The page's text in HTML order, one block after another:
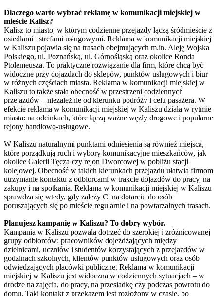
Dlaczego warto wybrać reklamę w komunikacji miejskiej w
mieście Kalisz?
Kalisz to miasto, w którym codzienne przejazdy łączą śródmieście z
osiedlami i strefami usługowymi. Reklama w komunikacji miejskiej
w Kaliszu pojawia się na trasach obejmujących m.in. Aleję Wojska
Polskiego, ul. Poznańską, ul. Górnośląską oraz okolice Ronda
Ptolemeusza. To praktyczne rozwiązanie dla firm, które chcą być
widoczne przy dojazdach do sklepów, punktów usługowych i biur
w różnych częściach miasta. Reklama w komunikacji miejskiej w
Kaliszu to także stała obecność w przestrzeni codziennych
przejazdów – niezależnie od kierunku podróży i celu pasażera. W
efekcie reklama w komunikacji miejskiej w Kaliszu działa w rytmie
miasta: na odcinkach, które łączą ważne węzły drogowe i popularne
rejony handlowo-usługowe.
W Kaliszu naturalnymi punktami odniesienia są również miejsca,
które porządkują ruch i wybory komunikacyjne mieszkańców, jak
okolice Galerii Tęcza czy rejon Dworcowej w pobliżu stacji
kolejowej. Obecność w takich kierunkach przejazdu ułatwia firmom
utrzymanie kontaktu z odbiorcami w trakcie dojazdów do pracy, na
zakupy i na spotkania. Reklama w komunikacji miejskiej w Kaliszu
sprawdza się wtedy, gdy zależy Ci na dotarciu do osób
poruszających się po mieście regularnie i na powtarzalnych trasach.
Planujesz kampanię w Kaliszu? To dobry wybór.
Kampania w Kaliszu pozwala dotrzeć do szerokiej i zróżnicowanej
grupy odbiorców: pracowników dojeżdżających między
dzielnicami, uczniów i studentów korzystających z przejazdów w
godzinach szkolnych, klientów punktów usługowych oraz osób
odwiedzających placówki publiczne. Reklama w komunikacji
miejskiej w Kaliszu jest widoczna w codziennych sytuacjach – w
drodze na zajęcia, do pracy, na przesiadkę czy podczas powrotu do
domu. Taki kontakt z przekazem jest rozłożony w czasie, bo